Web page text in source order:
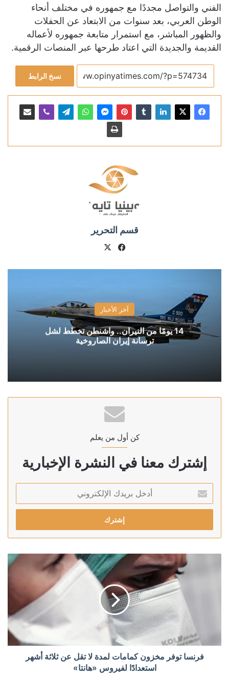
الفني والتواصل مجددًا مع جمهوره في مختلف أنحاء
الوطن العربي، بعد سنوات من الابتعاد عن الحفلات
والظهور المباشر، مع استمرار متابعة جمهوره لأعماله
القديمة والجديدة التي اعتاد طرحها عبر المنصات الرقمية.
نسخ الرابط
قسم التحرير
فيسبوك
آخر الأخبار
14 يومًا من النيران.. واشنطن تخطط لشل
ترسانة إيران الصاروخية
كن أول من يعلم
إشترك معنا في النشرة الإخبارية
بريدك
الإلكتروني
فرنسا توفر مخزون كمامات لمدة لا تقل عن ثلاثة أشهر
استعدادًا لفيروس «هانتا»